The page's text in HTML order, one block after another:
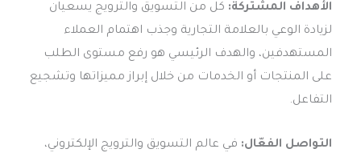
الأهداف المشتركة: كل من التسويق والترويج يسعيان
لزيادة الوعي بالعلامة التجارية وجذب اهتمام العملاء
المستهدفين، والهدف الرئيسي هو رفع مستوى الطلب
على المنتجات أو الخدمات من خلال إبراز مميزاتها وتشجيع
التفاعل.
التواصل الفعّال: في عالم التسويق والترويج الإلكتروني،